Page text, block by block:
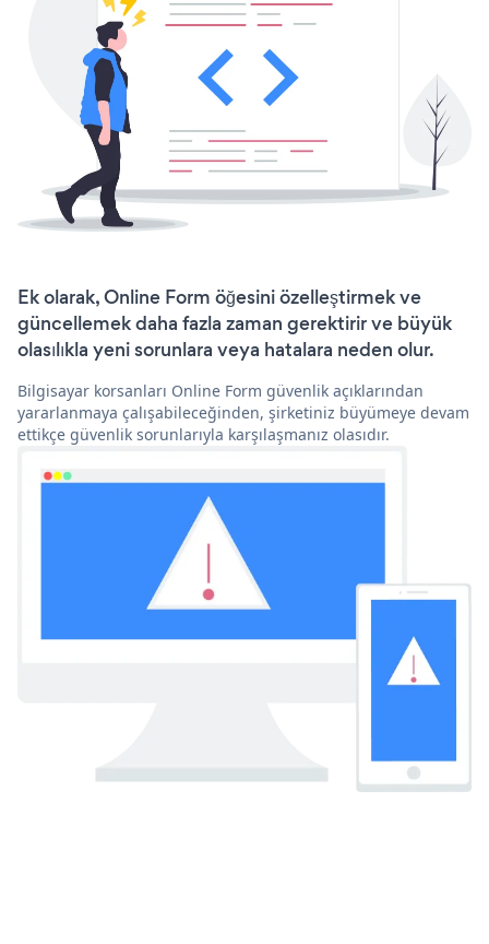
Ek olarak, Online Form öğesini özelleştirmek ve
güncellemek daha fazla zaman gerektirir ve büyük
olasılıkla yeni sorunlara veya hatalara neden olur.
Bilgisayar korsanları Online Form güvenlik açıklarından
yararlanmaya çalışabileceğinden, şirketiniz büyümeye devam
ettikçe güvenlik sorunlarıyla karşılaşmanız olasıdır.